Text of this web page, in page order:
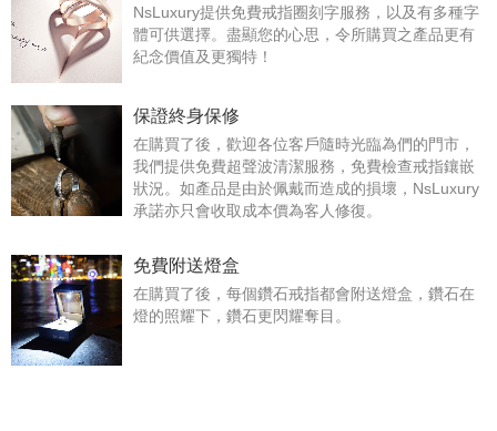
NsLuxury提供免費戒指圈刻字服務，以及有多種字
體可供選擇。盡顯您的心思，令所購買之產品更有
紀念價值及更獨特！
保證終身保修
在購買了後，歡迎各位客戶隨時光臨為們的門市，
我們提供免費超聲波清潔服務，免費檢查戒指鑲嵌
狀況。如產品是由於佩戴而造成的損壞，NsLuxury
承諾亦只會收取成本價為客人修復。
免費附送燈盒
在購買了後，每個鑽石戒指都會附送燈盒，鑽石在
燈的照耀下，鑽石更閃耀奪目。